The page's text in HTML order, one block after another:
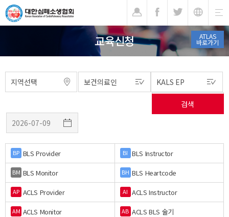
ATLAS
바로가기
교육신청
BP BLS Provider BI BLS Instructor
BM BLS Monitor BH BLS Heartcode
AP ACLS Provider AI ACLS Instructor
AM ACLS Monitor AB ACLS BLS 술기